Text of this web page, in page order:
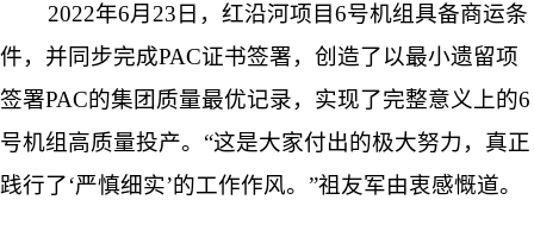
2022年6月23日，红沿河项目6号机组具备商运条
件，并同步完成PAC证书签署，创造了以最小遗留项
签署PAC的集团质量最优记录，实现了完整意义上的6
号机组高质量投产。“这是大家付出的极大努力，真正
践行了‘严慎细实’的工作作风。”祖友军由衷感慨道。